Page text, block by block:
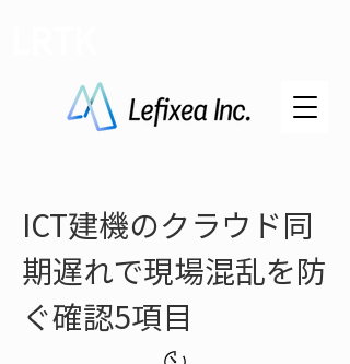
ICT建機のクラウド同
期遅れで現場混乱を防
ぐ確認5項目